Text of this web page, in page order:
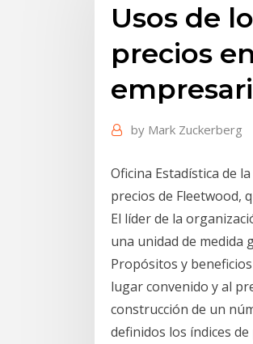
Usos de
precios
by Mark Zuckerberg
Oficina Estadística de
precios de Fleetwood,
El líder de la
una unidad de medida
Propósitos y
lugar convenido y al
construcción de un
definidos los índices